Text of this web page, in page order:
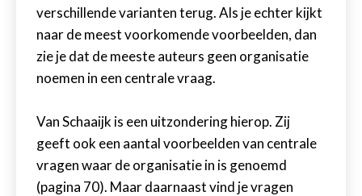
verschillende varianten terug. Als je echter kijkt
naar de meest voorkomende voorbeelden, dan
zie je dat de meeste auteurs geen organisatie
noemen in een centrale vraag.
Van Schaaijk is een uitzondering hierop. Zij
geeft ook een aantal voorbeelden van centrale
vragen waar de organisatie in is genoemd
(pagina 70). Maar daarnaast vind je vragen